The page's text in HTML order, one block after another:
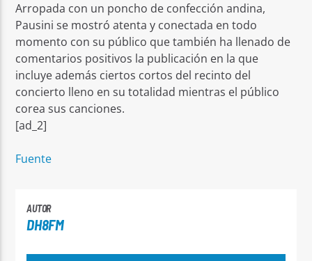
Arropada con un poncho de confección andina,
Pausini se mostró atenta y conectada en todo
momento con su público que también ha llenado de
comentarios positivos la publicación en la que
incluye además ciertos cortos del recinto del
concierto lleno en su totalidad mientras el público
corea sus canciones.
[ad_2]
Fuente
AUTOR
DH8FM